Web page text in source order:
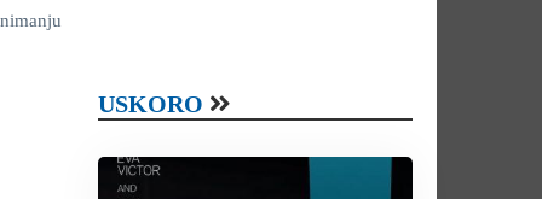
USKORO